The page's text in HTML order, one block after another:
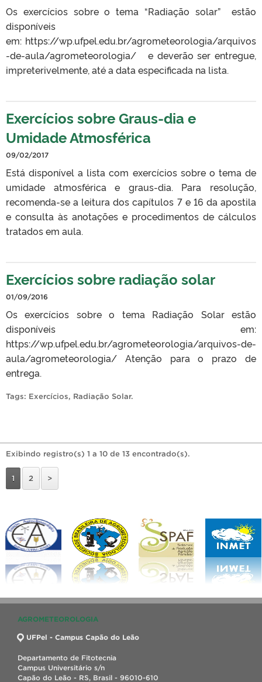
Os exercícios sobre o tema “Radiação solar” estão
disponíveis
em: https://wp.ufpel.edu.br/agrometeorologia/arquivos
-de-aula/agrometeorologia/ e deverão ser entregue,
impreterivelmente, até a data especificada na lista.
Exercícios sobre Graus-dia e
Umidade Atmosférica
09/02/2017
Está disponível a lista com exercícios sobre o tema de
umidade atmosférica e graus-dia. Para resolução,
recomenda-se a leitura dos capítulos 7 e 16 da apostila
e consulta às anotações e procedimentos de cálculos
tratados em aula.
Exercícios sobre radiação solar
01/09/2016
Os exercícios sobre o tema Radiação Solar estão
disponíveis em:
https://wp.ufpel.edu.br/agrometeorologia/arquivos-de-
aula/agrometeorologia/ Atenção para o prazo de
entrega.
Tags: Exercícios, Radiação Solar.
Exibindo registro(s) 1 a 10 de 13 encontrado(s).
1 2 >
AGROMETEOROLOGIA
UFPel - Campus Capão do Leão
Departamento de Fitotecnia
Campus Universitário s/n
Capão do Leão - RS, Brasil - 96010-610